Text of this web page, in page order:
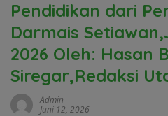
Pendidikan dari
Darmais
2026 Oleh: Hasan
Siregar,Redaksi
Admin
Juni 12, 2026